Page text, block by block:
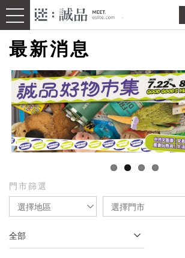
最新消息
門市篩選
選擇地區 選擇門市
全部